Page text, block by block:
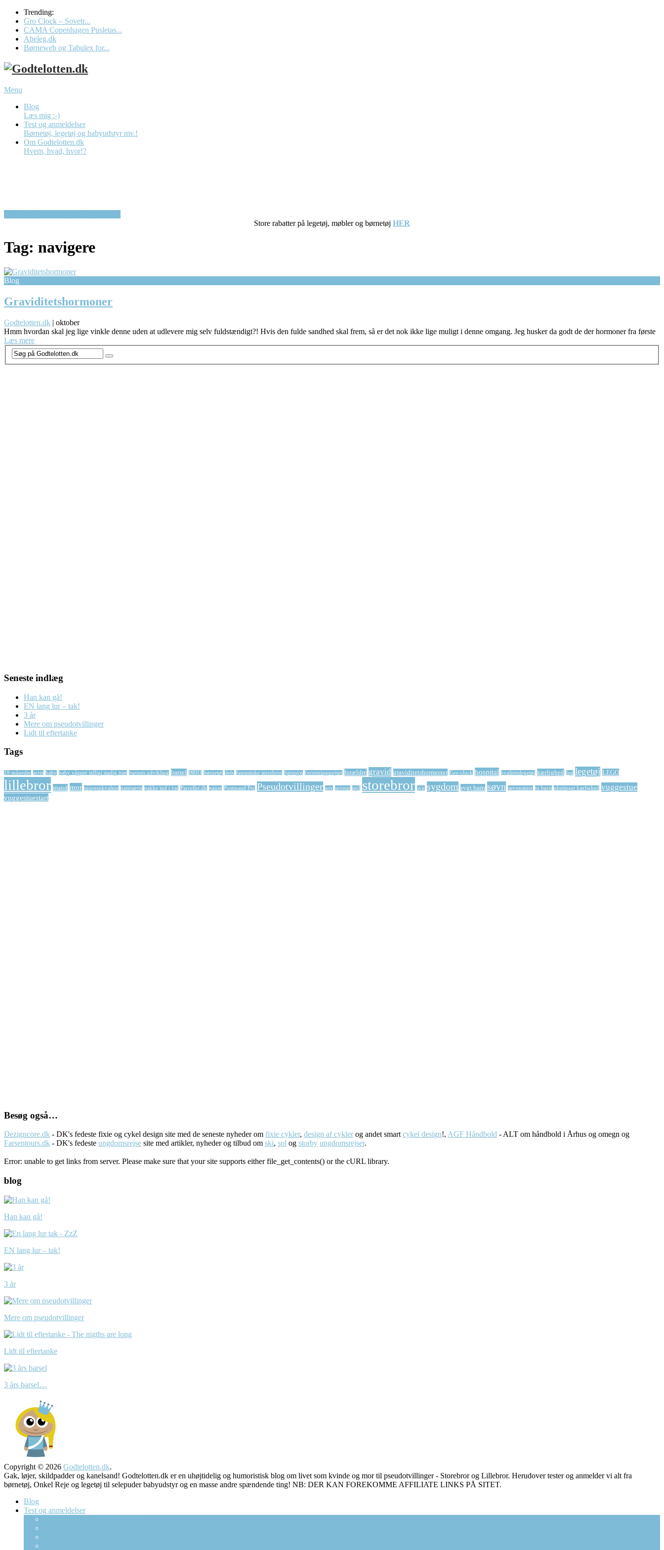
Trending:
Gro Clock – Sovetr...
CAMA Copenhagen Pusletas...
Abeleg.dk
Børneweb og Tabulex for...
Menu
Blog
Læs mig :-)
Test og anmeldelser
Børnetøj, legetøj og babyudstyr mv.!
Om Godtelotten.dk
Hvem, hvad, hvor!?
Store rabatter på legetøj, møbler og børnetøj HER
Tag: navigere
Blog
Graviditetshormoner
Godtelotten.dk | oktober
Hmm hvordan skal jeg lige vinkle denne uden at udlevere mig selv fuldstændigt?! Hvis den fulde sandhed skal frem, så er det nok ikke lige muligt i denne omgang. Jeg husker da godt de der hormoner fra første
Læs mere
Seneste indlæg
Han kan gå!
EN lang lur – tak!
3 år
Mere om pseudotvillinger
Lidt til eftertanke
Tags
19 måneder arret baby baby vågner tidligt stadig træt barnets udvikling barsel BRIO børnetøj dele fantastiske storebror fjernsyn forretningsrejser forældre gravid graviditetshormoner Gro-clock hospital kvalitetslegetøj kærlighed leg legetøj LEGO
lillebror mand mor morgenkvalme nattesøvn pakke ind i vat Parcellet.dk pause Postmand Per Pseudotvillinger sov soveur spil storebror syg sygdom sygt barn søvn søvntræner to børn ubetinget kærlighed vuggestue
vuggestuestart
Besøg også…
Dezigncore.dk - DK's fedeste fixie og cykel design site med de seneste nyheder om fixie cykler, design af cyklerog andet smartcykel design!, AGF Håndbold - ALT om håndbold i Århus og omegn og
Farsentours.dk - DK's fedeste ungdomsrejse site med artikler, nyheder og tilbud om ski, sol og storby ungdomsrejser.
Error: unable to get links from server. Please make sure that your site supports either file_get_contents() or the cURL library.
blog
Han kan gå!
EN lang lur – tak!
3 år
Mere om pseudotvillinger
Lidt til eftertanke
3 års barsel…
Copyright © 2026 Godtelotten.dk.
Gak, løjer, skildpadder og kanelsand! Godtelotten.dk er en uhøjtidelig og humoristisk blog om livet som kvinde og mor til pseudotvillinger - Storebror og Lillebror. Herudover tester og anmelder vi alt fra
børnetøj, Onkel Reje og legetøj til selepuder babyudstyr og en masse andre spændende ting! NB: DER KAN FOREKOMME AFFILIATE LINKS PÅ SITET.
Blog
Test og anmeldelser